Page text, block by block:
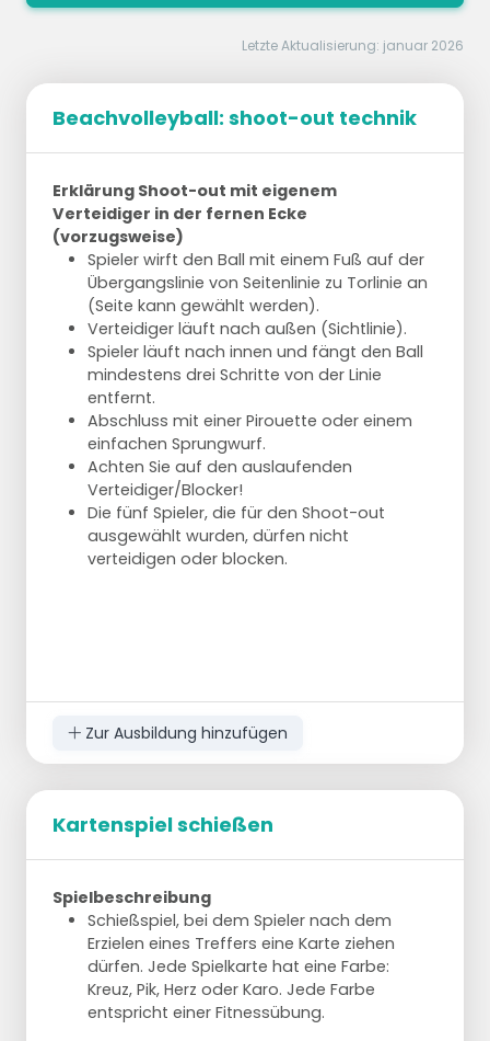
Letzte Aktualisierung: januar 2026
Beachvolleyball: shoot-out technik
Erklärung Shoot-out mit eigenem
Verteidiger in der fernen Ecke
(vorzugsweise)
Spieler wirft den Ball mit einem Fuß auf der
Übergangslinie von Seitenlinie zu Torlinie an
(Seite kann gewählt werden).
Verteidiger läuft nach außen (Sichtlinie).
Spieler läuft nach innen und fängt den Ball
mindestens drei Schritte von der Linie
entfernt.
Abschluss mit einer Pirouette oder einem
einfachen Sprungwurf.
Achten Sie auf den auslaufenden
Verteidiger/Blocker!
Die fünf Spieler, die für den Shoot-out
ausgewählt wurden, dürfen nicht
verteidigen oder blocken.
Zur Ausbildung hinzufügen
Kartenspiel schießen
Spielbeschreibung
Schießspiel, bei dem Spieler nach dem
Erzielen eines Treffers eine Karte ziehen
dürfen. Jede Spielkarte hat eine Farbe:
Kreuz, Pik, Herz oder Karo. Jede Farbe
entspricht einer Fitnessübung.